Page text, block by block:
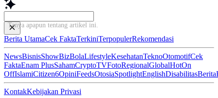
Tanya apapun tent
Berita UtamaCek FaktaTerkiniTerpopulerRekomendasi
NewsBisnisShowBizBolaLifestyleKesehatanTeknoOtomotifCek
FaktaEnam PlusSahamCryptoTVFotoRegionalGlobalHotOn
OffIslamiCitizen6OpiniFeedsOtosiaSpotlightEnglishDisabilitasBerita
KontakKebijakan Privasi